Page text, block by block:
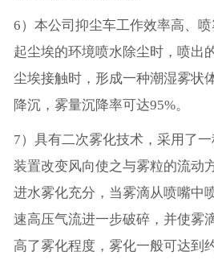
6）本公司抑尘车工作效率高、喷
起尘埃的环境喷水除尘时，喷出
尘埃接触时，形成一种潮湿雾状
降沉，雾量沉降率可达95%。
7）具有二次雾化技术，采用了
装置改变风向使之与雾粒的流动
进水雾化充分，当雾滴从喷嘴中
速高压气流进一步破碎，并使雾
高了雾化程度，雾化一般可达到